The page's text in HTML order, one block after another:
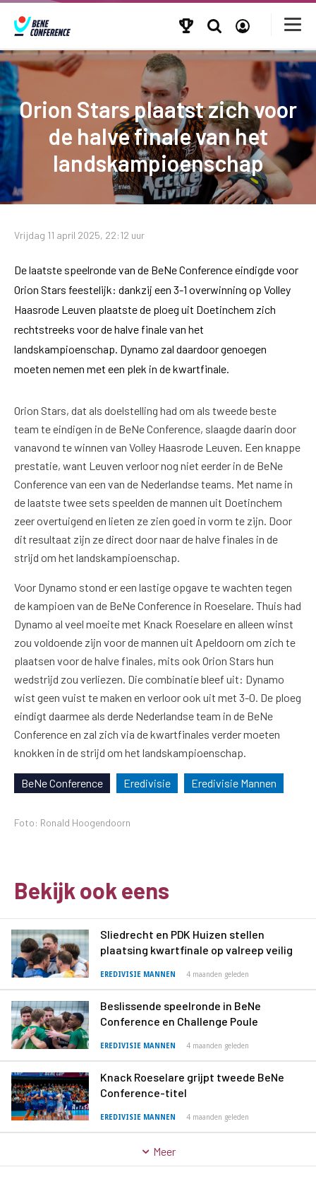
Orion Stars plaatst zich voor
de halve finale van het
landskampioenschap
Vrijdag 11 april 2025, 22:12 uur
De laatste speelronde van de BeNe Conference eindigde voor
Orion Stars feestelijk: dankzij een 3-1 overwinning op Volley
Haasrode Leuven plaatste de ploeg uit Doetinchem zich
rechtstreeks voor de halve finale van het
landskampioenschap. Dynamo zal daardoor genoegen
moeten nemen met een plek in de kwartfinale.
Orion Stars, dat als doelstelling had om als tweede beste
team te eindigen in de BeNe Conference, slaagde daarin door
vanavond te winnen van Volley Haasrode Leuven. Een knappe
prestatie, want Leuven verloor nog niet eerder in de BeNe
Conference van een van de Nederlandse teams. Met name in
de laatste twee sets speelden de mannen uit Doetinchem
zeer overtuigend en lieten ze zien goed in vorm te zijn. Door
dit resultaat zijn ze direct door naar de halve finales in de
strijd om het landskampioenschap.
Voor Dynamo stond er een lastige opgave te wachten tegen
de kampioen van de BeNe Conference in Roeselare. Thuis had
Dynamo al veel moeite met Knack Roeselare en alleen winst
zou voldoende zijn voor de mannen uit Apeldoorn om zich te
plaatsen voor de halve finales, mits ook Orion Stars hun
wedstrijd zou verliezen. Die combinatie bleef uit: Dynamo
wist geen vuist te maken en verloor ook uit met 3-0. De ploeg
eindigt daarmee als derde Nederlandse team in de BeNe
Conference en zal zich via de kwartfinales verder moeten
knokken in de strijd om het landskampioenschap.
BeNe Conference Eredivisie Eredivisie Mannen
Foto: Ronald Hoogendoorn
Bekijk ook eens
Sliedrecht en PDK Huizen stellen
plaatsing kwartfinale op valreep veilig
EREDIVISIE MANNEN 4 maanden geleden
Beslissende speelronde in BeNe
Conference en Challenge Poule
EREDIVISIE MANNEN 4 maanden geleden
Knack Roeselare grijpt tweede BeNe
Conference-titel
EREDIVISIE MANNEN 4 maanden geleden
Meer